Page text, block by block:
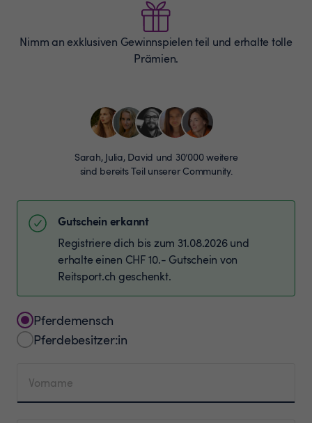
Nimm an exklusiven Gewinnspielen teil und erhalte tolle
Prämien.
Sarah, Julia, David und 30’000 weitere
sind bereits Teil unserer Community.
Gutschein erkannt
Registriere dich bis zum 31.08.2026 und
erhalte einen CHF 10.- Gutschein von
Reitsport.ch geschenkt.
Pferdemensch
Pferdebesitzer:in
Vorname